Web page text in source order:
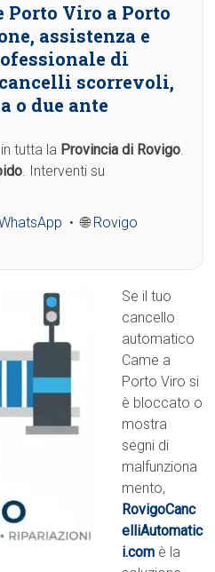
Porto Viro a Porto
assistenza e
di
scorrevoli,
o due ante
tutta la Provincia di Rovigo.
. Interventi su
• 🌐 Rovigo
Se il tuo
cancello
automatico
Came a
Porto Viro si
è bloccato o
mostra
segni di
malfunziona
mento,
RovigoCanc
elliAutomatic
i.com è la